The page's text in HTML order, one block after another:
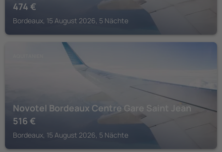
474 €
Bordeaux, 15 August 2026, 5 Nächte
Novotel Bordeaux Centre Gare Saint Jean
516 €
Bordeaux, 15 August 2026, 5 Nächte